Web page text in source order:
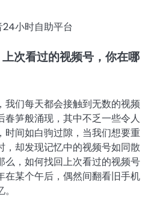
24小时自助平台
次看过的视频号，你在哪
我们每天都会接触到无数的视频
春笋般涌现，其中不乏一些令人
时间如白驹过隙，当我们想要重
，却发现记忆中的视频号如同散
么，如何找回上次看过的视频号
在某个午后，偶然间翻看旧手机